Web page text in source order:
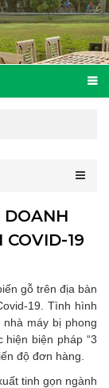
DOANH
COVID-19
gỗ trên địa bàn
19. Tình hình
máy bị phong
biện pháp “3
độ đơn hàng.
tinh gọn ngành